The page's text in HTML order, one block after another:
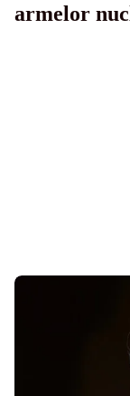
armelor